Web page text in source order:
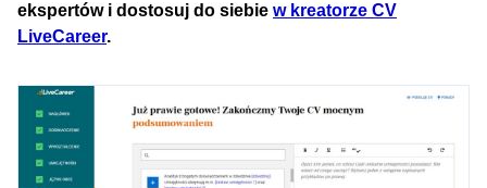
ekspertów i dostosuj do siebie w kreatorze CV
LiveCareer.